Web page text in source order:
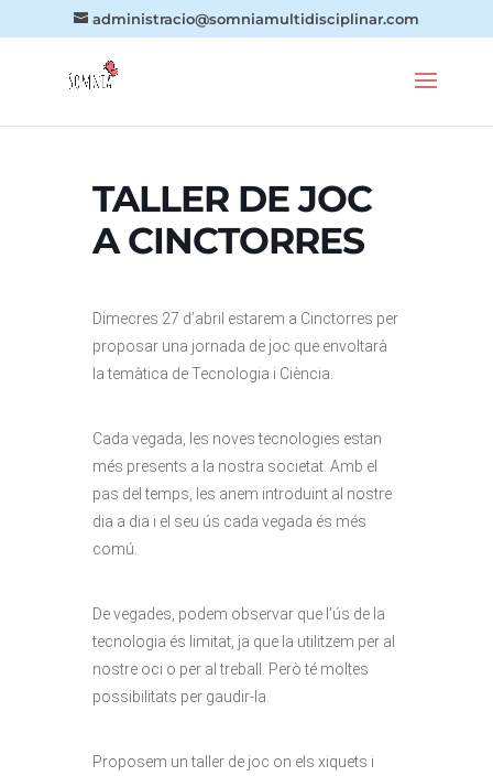
administracio@somniamultidisciplinar.com
TALLER DE JOC
A CINCTORRES
Dimecres 27 d’abril estarem a Cinctorres per
proposar una jornada de joc que envoltarà
la temàtica de Tecnologia i Ciència.
Cada vegada, les noves tecnologies estan
més presents a la nostra societat. Amb el
pas del temps, les anem introduint al nostre
dia a dia i el seu ús cada vegada és més
comú.
De vegades, podem observar que l’ús de la
tecnologia és limitat, ja que la utilitzem per al
nostre oci o per al treball. Però té moltes
possibilitats per gaudir-la.
Proposem un taller de joc on els xiquets i